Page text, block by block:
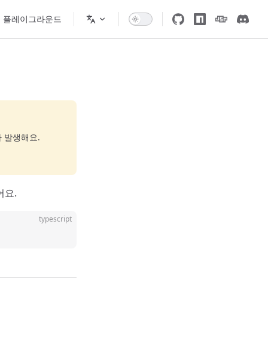
플레이그라운드
발생해요.
요.
typescript